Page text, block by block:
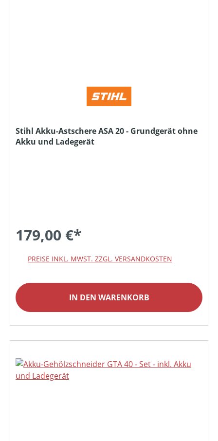
Stihl Akku-Astschere ASA 20 - Grundgerät ohne
Akku und Ladegerät
179,00 €*
PREISE INKL. MWST. ZZGL. VERSANDKOSTEN
IN DEN WARENKORB